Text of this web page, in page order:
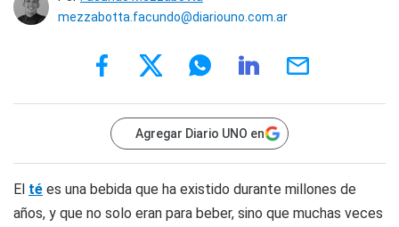
mezzabotta.facundo@diariouno.com.ar
Agregar Diario UNO en
El té es una bebida que ha existido durante millones de
años, y que no solo eran para beber, sino que muchas veces